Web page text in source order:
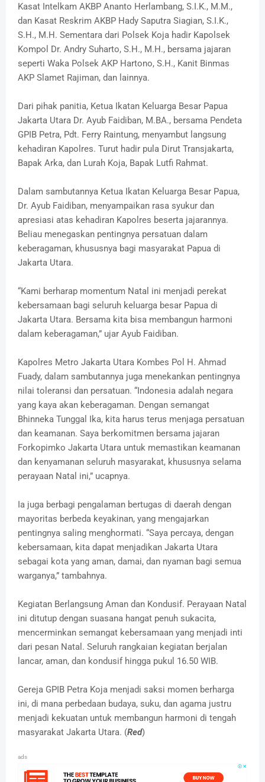
Kasat Intelkam AKBP Ananto Herlambang, S.I.K., M.M.,
dan Kasat Reskrim AKBP Hady Saputra Siagian, S.I.K.,
S.H., M.H. Sementara dari Polsek Koja hadir Kapolsek
Kompol Dr. Andry Suharto, S.H., M.H., bersama jajaran
seperti Waka Polsek AKP Hartono, S.H., Kanit Binmas
AKP Slamet Rajiman, dan lainnya.
Dari pihak panitia, Ketua Ikatan Keluarga Besar Papua
Jakarta Utara Dr. Ayub Faidiban, M.BA., bersama Pendeta
GPIB Petra, Pdt. Ferry Raintung, menyambut langsung
kehadiran Kapolres. Turut hadir pula Dirut Transjakarta,
Bapak Arka, dan Lurah Koja, Bapak Lutfi Rahmat.
Dalam sambutannya Ketua Ikatan Keluarga Besar Papua,
Dr. Ayub Faidiban, menyampaikan rasa syukur dan
apresiasi atas kehadiran Kapolres beserta jajarannya.
Beliau menegaskan pentingnya persatuan dalam
keberagaman, khususnya bagi masyarakat Papua di
Jakarta Utara.
“Kami berharap momentum Natal ini menjadi perekat
kebersamaan bagi seluruh keluarga besar Papua di
Jakarta Utara. Bersama kita bisa membangun harmoni
dalam keberagaman,” ujar Ayub Faidiban.
Kapolres Metro Jakarta Utara Kombes Pol H. Ahmad
Fuady, dalam sambutannya juga menekankan pentingnya
nilai toleransi dan persatuan. “Indonesia adalah negara
yang kaya akan keberagaman. Dengan semangat
Bhinneka Tunggal Ika, kita harus terus menjaga persatuan
dan keamanan. Saya berkomitmen bersama jajaran
Forkopimko Jakarta Utara untuk memastikan keamanan
dan kenyamanan seluruh masyarakat, khususnya selama
perayaan Natal ini,” ucapnya.
Ia juga berbagi pengalaman bertugas di daerah dengan
mayoritas berbeda keyakinan, yang mengajarkan
pentingnya saling menghormati. “Saya percaya, dengan
kebersamaan, kita dapat menjadikan Jakarta Utara
sebagai kota yang aman, damai, dan nyaman bagi semua
warganya,” tambahnya.
Kegiatan Berlangsung Aman dan Kondusif. Perayaan Natal
ini ditutup dengan suasana hangat penuh sukacita,
mencerminkan semangat kebersamaan yang menjadi inti
dari pesan Natal. Seluruh rangkaian kegiatan berjalan
lancar, aman, dan kondusif hingga pukul 16.50 WIB.
Gereja GPIB Petra Koja menjadi saksi momen berharga
ini, di mana perbedaan budaya, suku, dan agama justru
menjadi kekuatan untuk membangun harmoni di tengah
masyarakat Jakarta Utara. (Red)
ads